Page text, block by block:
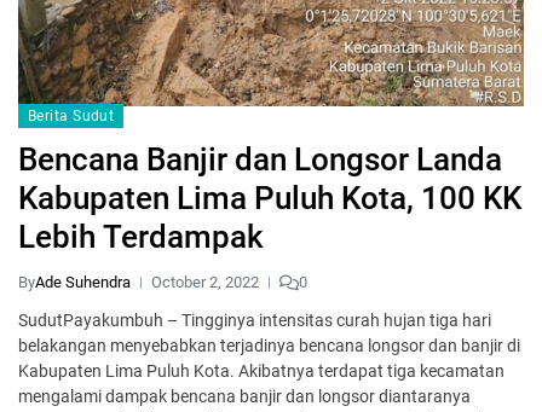
Berita Sudut
Bencana Banjir dan Longsor Landa
Kabupaten Lima Puluh Kota, 100 KK
Lebih Terdampak
ByAde Suhendra October 2, 2022 0
SudutPayakumbuh – Tingginya intensitas curah hujan tiga hari
belakangan menyebabkan terjadinya bencana longsor dan banjir di
Kabupaten Lima Puluh Kota. Akibatnya terdapat tiga kecamatan
mengalami dampak bencana banjir dan longsor diantaranya